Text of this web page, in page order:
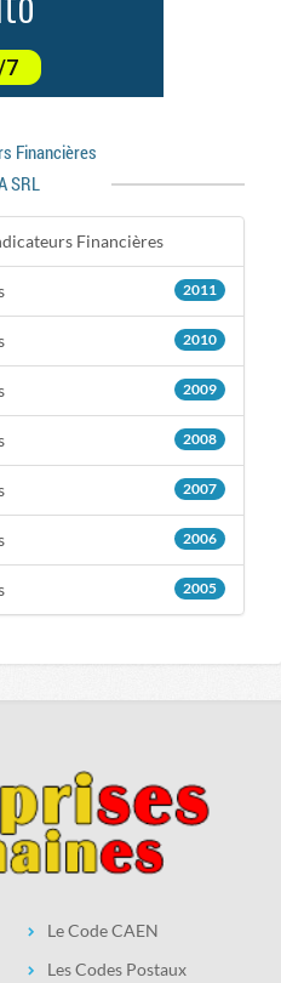
Financières
SRL
Financières
2011
2010
2009
2008
2007
2006
2005
Le Code CAEN
Les Codes Postaux